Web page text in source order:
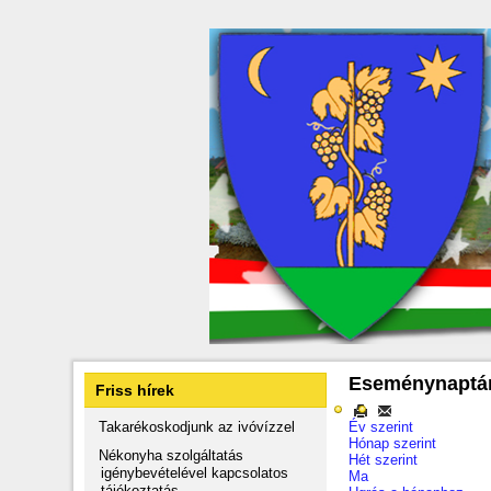
Friss hírek
Takarékoskodjunk az ivóvízzel
Nékonyha szolgáltatás
igénybevételével kapcsolatos
Év szerint
Hónap szerint
Hét szerint
Ma